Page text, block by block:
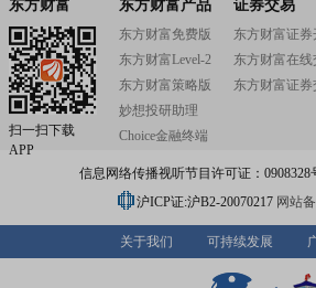
东方财富
扫一扫下载
APP
东方财富产品
东方财富免费版
东方财富Level-2
东方财富策略版
妙想投研助理
Choice金融终端
证券交易
东方财富证券
东方财富在线
东方财富证券
信息网络传播视听节目许可证：0908328
沪ICP证:沪B2-20070217 网站
关于我们 可持续发展